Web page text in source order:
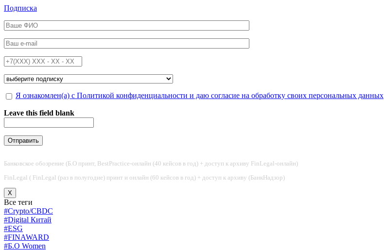
Перейти к основному содержанию
Подписка
ФИО*
Email*
Телефон*
Подписка на*
Обработка персональных данных*
Я ознакомлен(а) с Политикой конфиденциальности и даю согласие на обработку своих персональных данных
Leave this field blank
Банковское обозрение (Б.О принт, BestPractice-онлайн (40 кейсов в год) + доступ к архиву FinLegal-онлайн)
FinLegal ( FinLegal (раз в полугодие) принт и онлайн (60 кейсов в год) + доступ к архиву (БанкНадзор)
X
Все теги
#Crypto/CBDC
#Digital Китай
#ESG
#FINAWARD
#Б.О Women